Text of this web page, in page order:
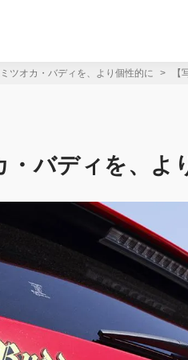
ツオカ・バディを、より個性的に
・バディを、よ